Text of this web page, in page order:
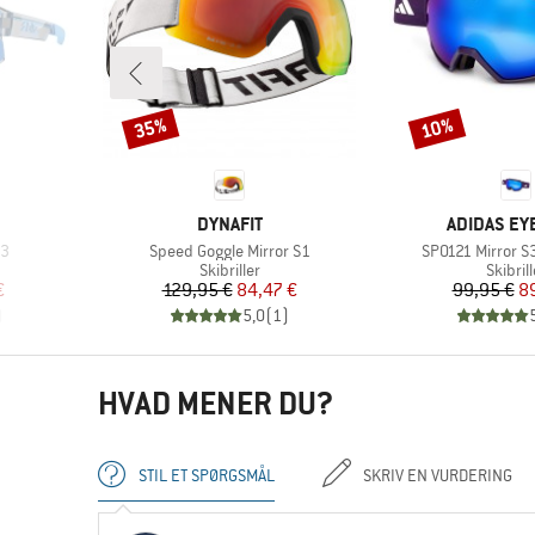
MÆRKE
DYNAFIT
Artikel
Speed Goggle Mirror S1
Produktgruppe
Skibriller
Pris
129,95 €Nedsat pris
84,47 €
5,0(1)
Rabat
35%
MÆRKE
ADIDAS
Artikel
SP0121 Mirror
99,95 €
Rabat
10%
HVAD MENER DU?
STIL ET SPØRGSMÅL SKRIV EN VURDERING